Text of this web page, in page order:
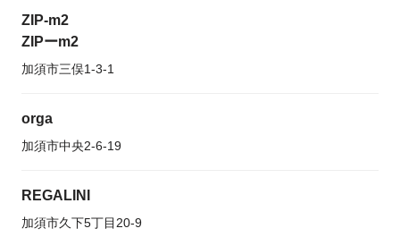
ZIP-m2
ZIPーm2
加須市三俣1-3-1
orga
加須市中央2-6-19
REGALINI
加須市久下5丁目20-9